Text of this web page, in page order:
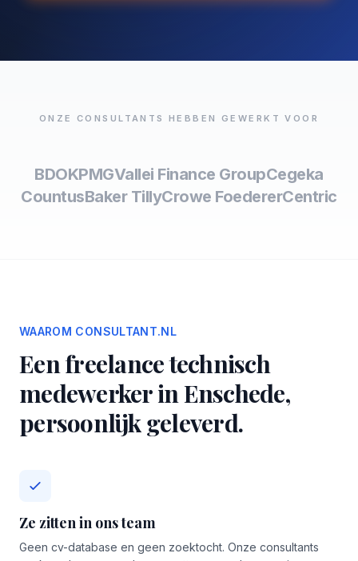
ONZE CONSULTANTS HEBBEN GEWERKT VOOR
BDOKPMGVallei Finance GroupCegeka
CountusBaker TillyCrowe FoedererCentric
WAAROM CONSULTANT.NL
Een freelance technisch
medewerker in Enschede,
persoonlijk geleverd.
Ze zitten in ons team
Geen cv-database en geen zoektocht. Onze consultants